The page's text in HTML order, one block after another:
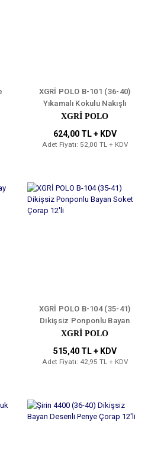
XGRİ POLO B-101 (36-40)
Yıkamalı Kokulu Nakışlı
Bayan Soket Çorap 12'li
XGRİ POLO
624,00 TL + KDV
Adet Fiyatı: 52,00 TL + KDV
XGRİ POLO B-104 (35-41)
Dikişsiz Ponponlu Bayan
Soket Çorap 12'li
XGRİ POLO
515,40 TL + KDV
Adet Fiyatı: 42,95 TL + KDV